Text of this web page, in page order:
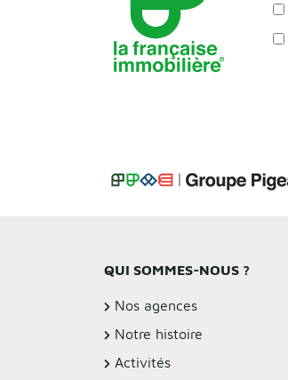
QUI SOMMES-NOUS ?
Nos agences
Notre histoire
Activités